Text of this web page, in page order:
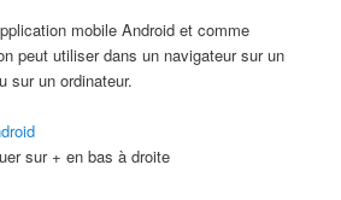
mobile Android et comme
peut utiliser dans un navigateur sur un
sur un ordinateur.
sur + en bas à droite